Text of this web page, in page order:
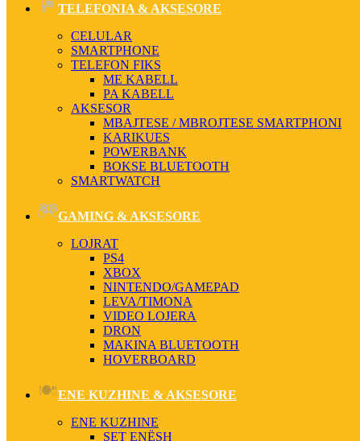
TELEFONIA & AKSESORE
CELULAR
SMARTPHONE
TELEFON FIKS
ME KABELL
PA KABELL
AKSESOR
MBAJTESE / MBROJTESE SMARTPHONI
KARIKUES
POWERBANK
BOKSE BLUETOOTH
SMARTWATCH
GAMING & AKSESORE
LOJRAT
PS4
XBOX
NINTENDO/GAMEPAD
LEVA/TIMONA
VIDEO LOJERA
DRON
MAKINA BLUETOOTH
HOVERBOARD
ENE KUZHINE & AKSESORE
ENE KUZHINE
SET ENËSH